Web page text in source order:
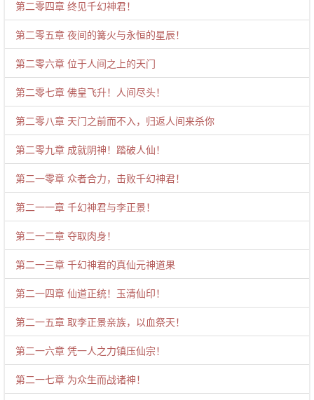
第二零四章 终见千幻神君！
第二零五章 夜间的篝火与永恒的星辰！
第二零六章 位于人间之上的天门
第二零七章 佛皇飞升！人间尽头！
第二零八章 天门之前而不入，归返人间来杀你
第二零九章 成就阴神！踏破人仙！
第二一零章 众者合力，击败千幻神君！
第二一一章 千幻神君与李正景！
第二一二章 夺取肉身！
第二一三章 千幻神君的真仙元神道果
第二一四章 仙道正统！玉清仙印！
第二一五章 取李正景亲族，以血祭天！
第二一六章 凭一人之力镇压仙宗！
第二一七章 为众生而战诸神！